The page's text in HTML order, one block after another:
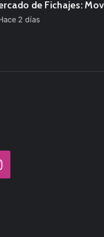
de Fichajes:
2 días
Instagram